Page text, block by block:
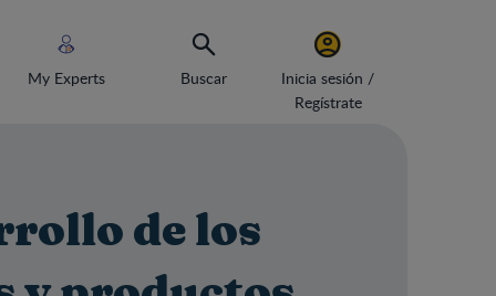
My Experts Buscar
Inicia sesión /
Regístrate
de los